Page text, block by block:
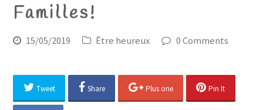
Familles!
15/05/2019 Être heureux 0 Comments
Tweet Share Plus one Pin It